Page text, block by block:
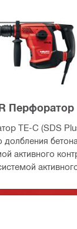
Перфоратор
TE-C (SDS
долбления
активного